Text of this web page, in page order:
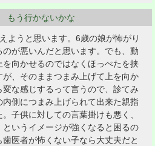
う行かないかな
ようと思います。6歳の娘が怖がり
が悪いんだと思います。でも、動
向かせるのではなくほっぺたを挟
、そのままつまみ上げて上を向か
な感じするって言うので、診てみ
側につまみ上げられて出来た親指
子供に対しての言葉掛けも悪く、
いうイメージが強くなると困るの
医者が怖くない子なら大丈夫だと